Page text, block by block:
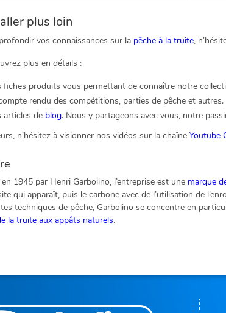
plus loin
vos connaissances sur la pêche à la truite,
plus en détails :
fiches produits vous permettant de connaître notre
rendu des compétitions, parties de pêche et autres.
articles de blog. Nous y partageons avec vous, notre
n’hésitez à visionner nos vidéos sur la chaîne Youtube
en 1945 par Henri Garbolino, l’entreprise est une marque
qui apparaît, puis le carbone avec de l’utilisation de
techniques de pêche, Garbolino se concentre en
la truite aux appâts naturels.